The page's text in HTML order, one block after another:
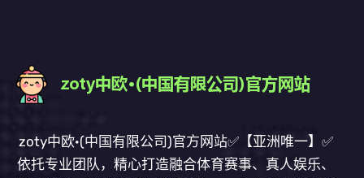
zoty中欧·(中国有限公司)官方网站✅【亚洲唯一】✅
依托专业团队，精心打造融合体育赛事、真人娱乐、